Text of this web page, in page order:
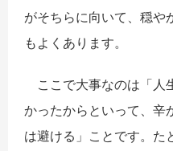
がそちらに向いて、穏や
もよくあります。
ここで大事なのは「人
かったからといって、辛
は避ける」ことです。た